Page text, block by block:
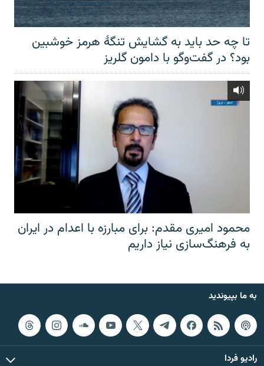
تا چه حد باید به گشایش تنگهٔ هرمز خوشبین
بود؟ در گفت‌وگو با دامون گلریز
محمود امیری مقدم: برای مبارزه با اعدام در ایران
به فرهنگ‌سازی نیاز داریم
به ما بپیوندید
رادیو فردا